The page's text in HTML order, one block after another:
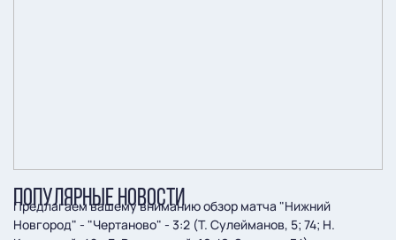
Предлагаем вашему вниманию обзор матча "Нижний
Новгород" - "Чертаново" - 3:2 (Т. Сулейманов, 5; 74; Н.
ПОПУЛЯРНЫЕ НОВОСТИ